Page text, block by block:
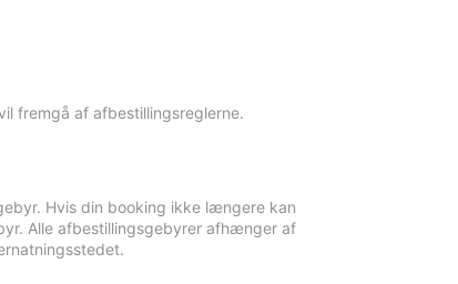
fremgå af afbestillingsreglerne.
Hvis din booking ikke længere kan
Alle afbestillingsgebyrer afhænger af